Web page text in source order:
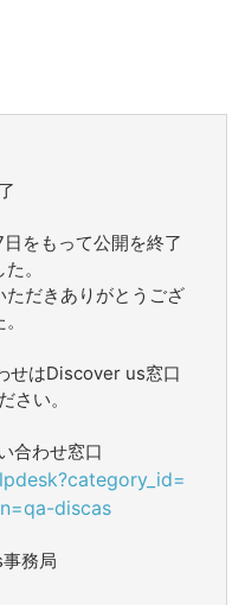
をもって公開を終了
。
ただきありがとうござ
せはDiscover us窓口
さい。
合わせ窓口
discas
務局